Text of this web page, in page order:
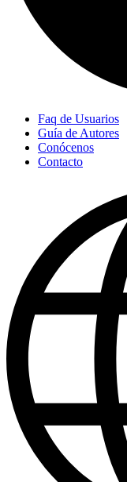
Faq de Usuarios
Guía de Autores
Conócenos
Contacto